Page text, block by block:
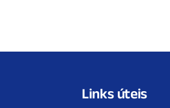
Links úteis